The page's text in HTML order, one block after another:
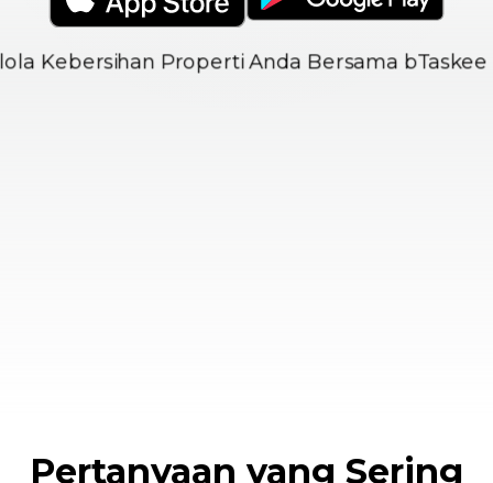
Pertanyaan yang Sering